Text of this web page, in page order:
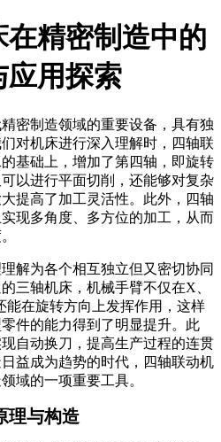
在精密制造中的
应用探索
制造领域的重要设备，具有独
对机床进行深入理解时，四轴联
基础上，增加了第四轴，即旋转
以进行平面切削，还能够对复杂
提高了加工灵活性。此外，四轴
现多角度、多方位的加工，从而
解为各个相互独立但又密切协同
三轴机床，机械手臂不仅在X、
在旋转方向上发挥作用，这样
件的能力得到了明显提升。此
自动换刀，提高生产过程的连贯
益成为趋势的时代，四轴联动机
域的一项重要工具。
理与构造